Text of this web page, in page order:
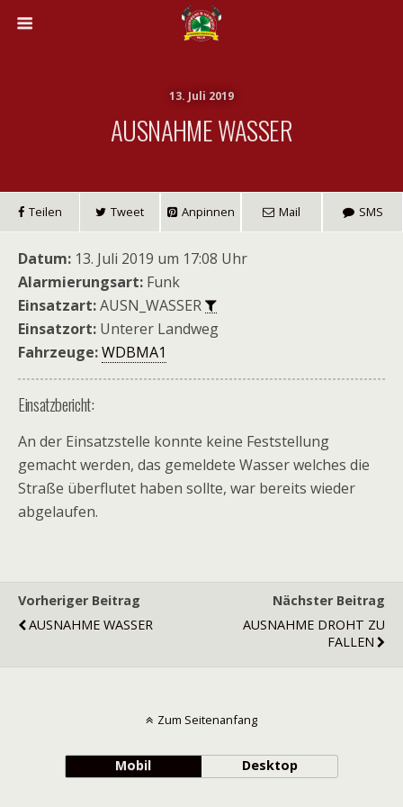
13. Juli 2019
AUSNAHME WASSER
Teilen Tweet Anpinnen Mail SMS
Datum: 13. Juli 2019 um 17:08 Uhr
Alarmierungsart: Funk
Einsatzart:AUSN_WASSER
Einsatzort: Unterer Landweg
Fahrzeuge:WDBMA1
Einsatzbericht:
An der Einsatzstelle konnte keine Feststellung
gemacht werden, das gemeldete Wasser welches die
Straße überflutet haben sollte, war bereits wieder
abgelaufen.
Vorheriger Beitrag
AUSNAHME WASSER
Nächster Beitrag
AUSNAHME DROHT ZU
FALLEN
Zum Seitenanfang
Mobil Desktop